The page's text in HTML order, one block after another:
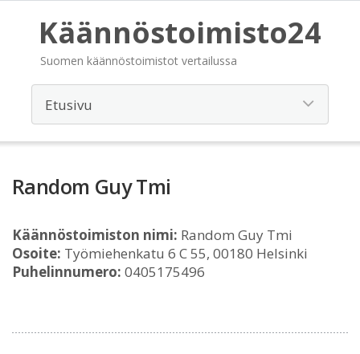
Käännöstoimisto24
Suomen käännöstoimistot vertailussa
Random Guy Tmi
Käännöstoimiston nimi: Random Guy Tmi
Osoite: Työmiehenkatu 6 C 55, 00180 Helsinki
Puhelinnumero: 0405175496